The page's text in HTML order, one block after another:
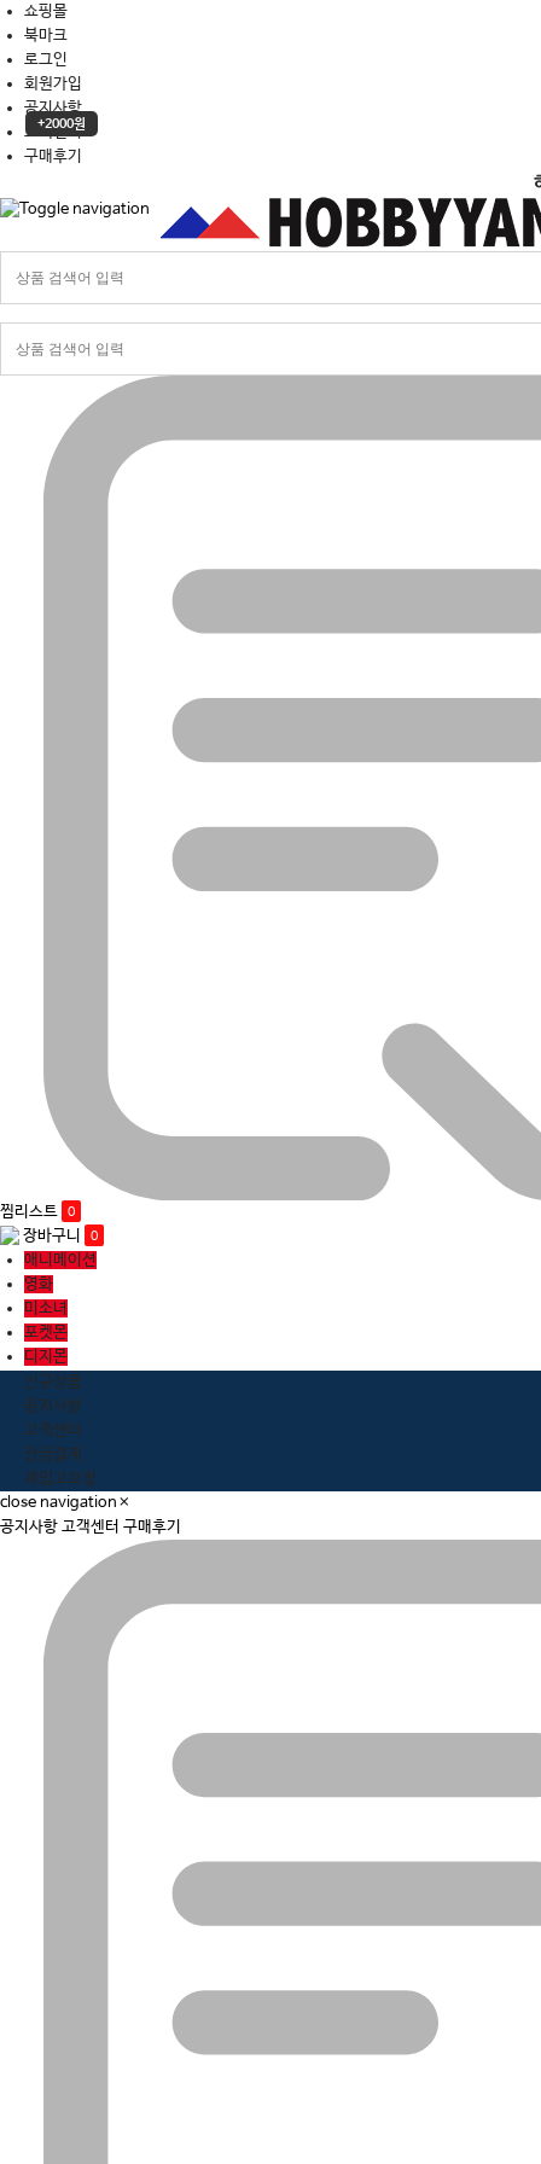
쇼핑몰
북마크
로그인
회원가입
+2000원
공지사항
고객센터
구매후기
찜리스트 0
장바구니 0
애니메이션
영화
미소녀
포켓몬
디지몬
신규상품
공지사항
고객센터
잔금결제
재입고요청
close navigation ×
공지사항 고객센터 구매후기